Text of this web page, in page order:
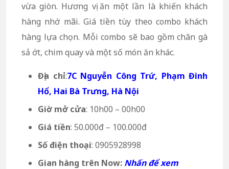
vừa giòn. Hương vị ăn một lần là khiến khách
hàng nhớ mãi. Giá tiền tùy theo combo khách
hàng lựa chọn. Mỗi combo sẽ bao gồm chân gà
sả ớt, chim quay và một số món ăn khác.
Địa chỉ:7C Nguyễn Công Trứ, Phạm Đình
Hổ, Hai Bà Trưng, Hà Nội
Giờ mở cửa: 10h00 – 00h00
Giá tiền: 50.000đ – 100.000đ
Số điện thoại: 0905928998
Gian hàng trên Now: Nhấn để xem